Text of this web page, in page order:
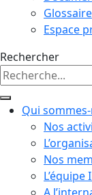
Glossaire
Espace
Rechercher
Qui
Nos
Nos
L’équipe